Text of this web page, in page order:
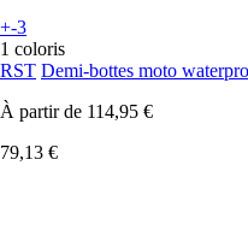
+-3
1 coloris
RST Demi-bottes moto
À partir de 114,95 €
79,13 €